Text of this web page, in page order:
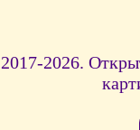
2017-2026.